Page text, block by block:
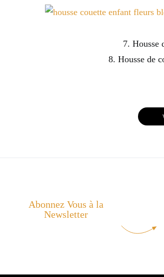
7. Housse
8. Housse de
Abonnez Vous à la
Newsletter